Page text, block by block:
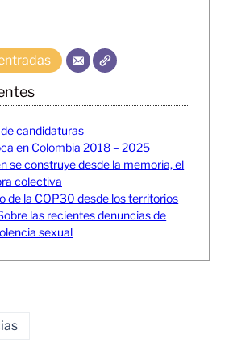
candidaturas
en Colombia 2018 – 2025
se construye desde la memoria, el
colectiva
de la COP30 desde los territorios
las recientes denuncias de
sexual